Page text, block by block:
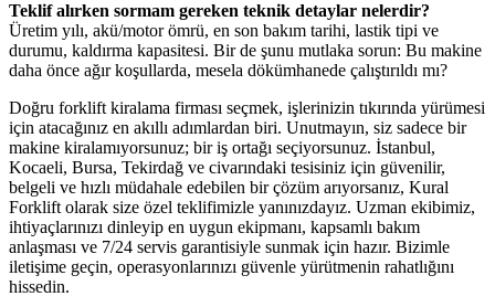
Teklif alırken sormam gereken teknik detaylar nelerdir?
Üretim yılı, akü/motor ömrü, en son bakım tarihi, lastik tipi ve
durumu, kaldırma kapasitesi. Bir de şunu mutlaka sorun: Bu makine
daha önce ağır koşullarda, mesela dökümhanede çalıştırıldı mı?
Doğru forklift kiralama firması seçmek, işlerinizin tıkırında yürümesi
için atacağınız en akıllı adımlardan biri. Unutmayın, siz sadece bir
makine kiralamıyorsunuz; bir iş ortağı seçiyorsunuz. İstanbul,
Kocaeli, Bursa, Tekirdağ ve civarındaki tesisiniz için güvenilir,
belgeli ve hızlı müdahale edebilen bir çözüm arıyorsanız, Kural
Forklift olarak size özel teklifimizle yanınızdayız. Uzman ekibimiz,
ihtiyaçlarınızı dinleyip en uygun ekipmanı, kapsamlı bakım
anlaşması ve 7/24 servis garantisiyle sunmak için hazır. Bizimle
iletişime geçin, operasyonlarınızı güvenle yürütmenin rahatlığını
hissedin.